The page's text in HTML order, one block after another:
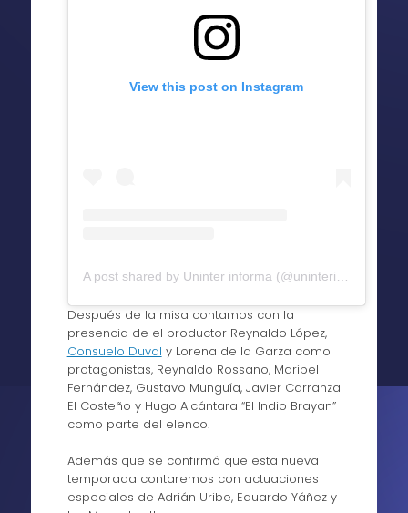
View this post on Instagram
A post shared by Uninter informa (@uninterinforma)
Después de la misa contamos con la
presencia de el productor Reynaldo López,
Consuelo Duval y Lorena de la Garza como
protagonistas, Reynaldo Rossano, Maribel
Fernández, Gustavo Munguía, Javier Carranza
El Costeño y Hugo Alcántara “El Indio Brayan”
como parte del elenco.
Además que se confirmó que esta nueva
temporada contaremos con actuaciones
especiales de Adrián Uribe, Eduardo Yáñez y